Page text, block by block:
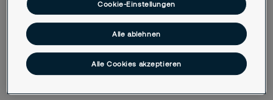
5 Tipps für Ihre Videoüberwachung im
Frühling
March 18, 2025
So machen Sie Ihre Einbruchmeldeanlage
Cookie-Einstellungen
Alle ablehnen
Alle Cookies akzeptieren